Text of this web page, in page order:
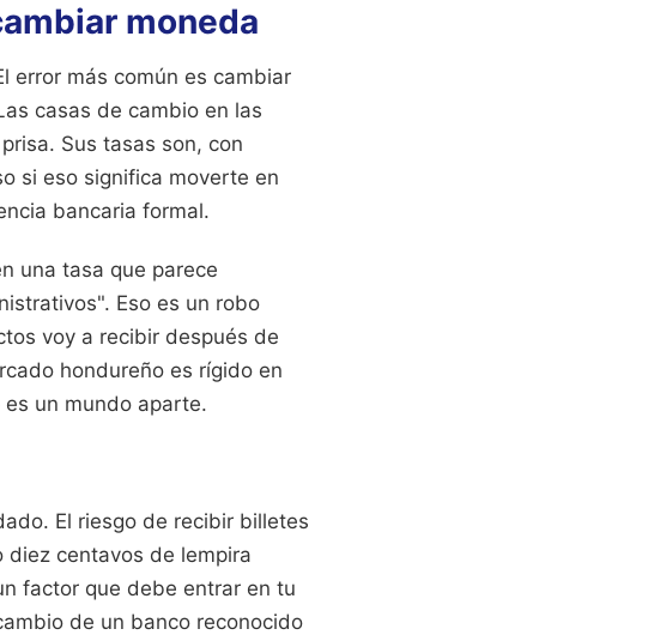
moneda
error más común es cambiar
casas de cambio en las
Sus tasas son, con
si eso significa moverte en
bancaria formal.
una tasa que parece
Eso es un robo
voy a recibir después de
hondureño es rígido en
un mundo aparte.
El riesgo de recibir billetes
diez centavos de lempira
factor que debe entrar en tu
de un banco reconocido